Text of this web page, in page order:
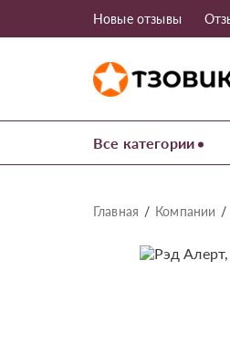
Новые отзывы
Все категории
Главная Компании